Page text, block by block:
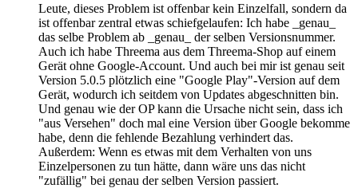
Leute, dieses Problem ist offenbar kein Einzelfall, sondern da
ist offenbar zentral etwas schiefgelaufen: Ich habe _genau_
das selbe Problem ab _genau_ der selben Versionsnummer.
Auch ich habe Threema aus dem Threema-Shop auf einem
Gerät ohne Google-Account. Und auch bei mir ist genau seit
Version 5.0.5 plötzlich eine "Google Play"-Version auf dem
Gerät, wodurch ich seitdem von Updates abgeschnitten bin.
Und genau wie der OP kann die Ursache nicht sein, dass ich
"aus Versehen" doch mal eine Version über Google bekomme
habe, denn die fehlende Bezahlung verhindert das.
Außerdem: Wenn es etwas mit dem Verhalten von uns
Einzelpersonen zu tun hätte, dann wäre uns das nicht
"zufällig" bei genau der selben Version passiert.